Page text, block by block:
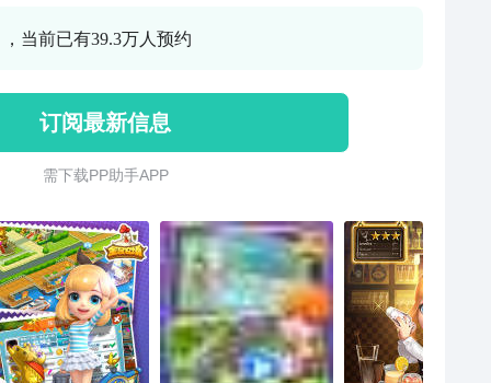
； 3、修复一些已知的问题。
当前已有39.3万人预约
订阅最新信息
需 下 载 P P 助 手 A P P